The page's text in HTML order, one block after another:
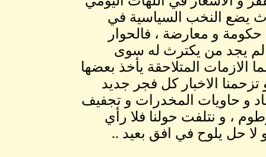
يضع النخب السياسية في
و معارضة ، فالحوار
لم يجد من يكترث له سوى
الازمات المتلاحقة يأخذ بعضها
الاخبار كل فجر جديد
و حاويات المخدرات و تجفيف
، و نتلفت حولنا فلا رأي
حل يلوح في افق بعيد ..